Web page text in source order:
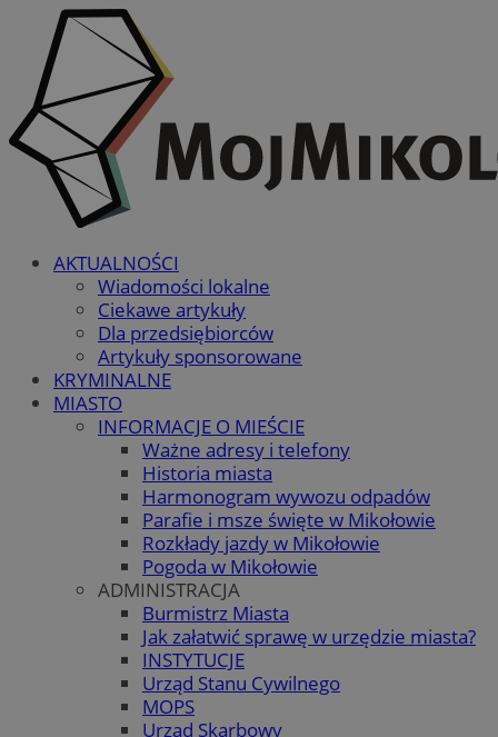
AKTUALNOŚCI
Wiadomości lokalne
Ciekawe artykuły
Dla przedsiębiorców
Artykuły sponsorowane
KRYMINALNE
MIASTO
INFORMACJE O MIEŚCIE
Ważne adresy i telefony
Historia miasta
Harmonogram wywozu odpadów
Parafie i msze święte w Mikołowie
Rozkłady jazdy w Mikołowie
Pogoda w Mikołowie
ADMINISTRACJA
Burmistrz Miasta
Jak załatwić sprawę w urzędzie miasta?
INSTYTUCJE
Urząd Stanu Cywilnego
MOPS
Urząd Skarbowy